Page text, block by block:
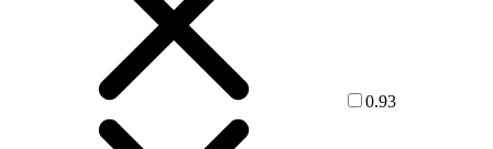
0.93